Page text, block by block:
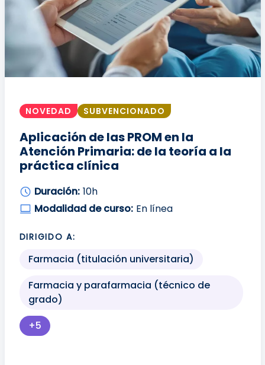
NOVEDAD SUBVENCIONADO
Aplicación de las PROM en la
Atención Primaria: de la teoría a la
práctica clínica
Duración: 10h
Modalidad de curso: En línea
DIRIGIDO A:
Farmacia (titulación universitaria)
Farmacia y parafarmacia (técnico de
grado)
+5
Más perfiles profesionales disponibles para